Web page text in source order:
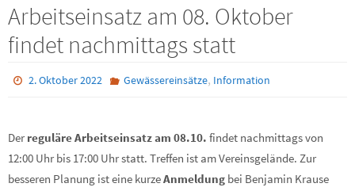
Arbeitseinsatz am 08. Oktober
findet nachmittags statt
2. Oktober 2022 Gewässereinsätze, Information
Der reguläre Arbeitseinsatz am 08.10. findet nachmittags von
12:00 Uhr bis 17:00 Uhr statt. Treffen ist am Vereinsgelände. Zur
besseren Planung ist eine kurzeAnmeldung bei Benjamin Krause